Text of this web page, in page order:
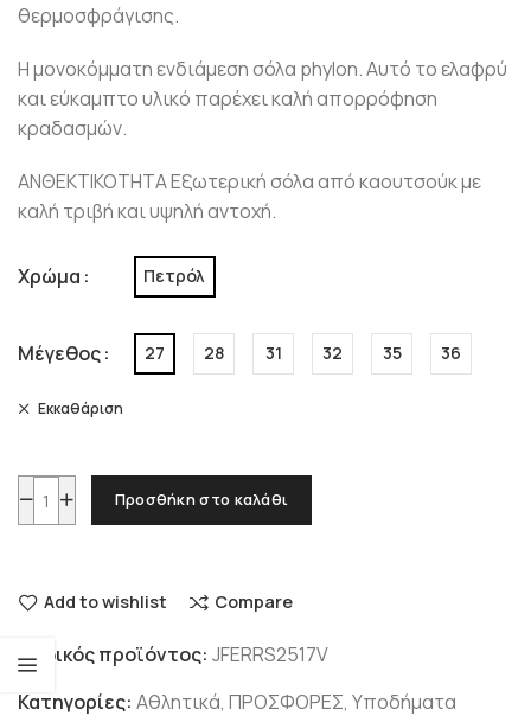
θερμοσφράγισης.
Η μονοκόμματη ενδιάμεση σόλα phylon. Αυτό το ελαφρύ
και εύκαμπτο υλικό παρέχει καλή απορρόφηση
κραδασμών.
ΑΝΘΕΚΤΙΚΟΤΗΤΑ Εξωτερική σόλα από καουτσούκ με
καλή τριβή και υψηλή αντοχή.
Χρώμα Πετρόλ
Μέγεθος 27 28 31 32 35 36
Εκκαθάριση
Προσθήκη στο καλάθι
Add to wishlist Compare
Κωδικός προϊόντος: JFERRS2517V
Κατηγορίες: Αθλητικά, ΠΡΟΣΦΟΡΕΣ, Υποδήματα